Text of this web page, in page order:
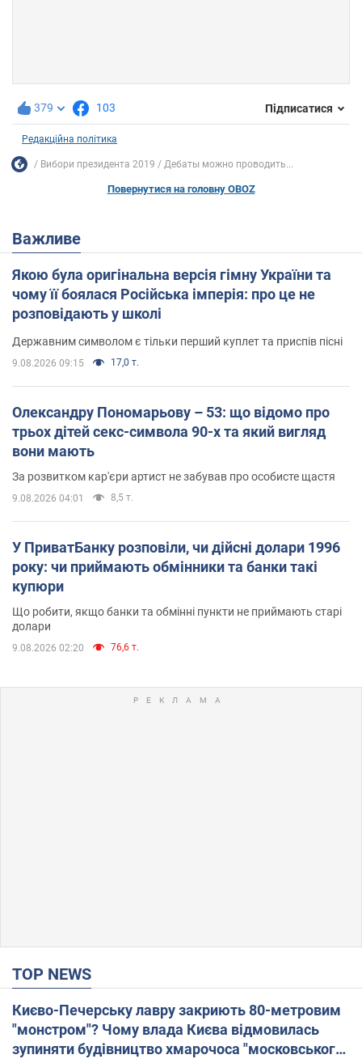
379 103 Підписатися
Редакційна політика
Вибори президента 2019 Дебаты можно проводить...
Повернутися на головну OBOZ
Важливе
Якою була оригінальна версія гімну України та
чому її боялася Російська імперія: про це не
розповідають у школі
Державним символом є тільки перший куплет та приспів пісні
9.08.2026 09:15 17,0 т.
Олександру Пономарьову – 53: що відомо про
трьох дітей секс-символа 90-х та який вигляд
вони мають
За розвитком кар'єри артист не забував про особисте щастя
9.08.2026 04:01 8,5 т.
У ПриватБанку розповіли, чи дійсні долари 1996
року: чи приймають обмінники та банки такі
купюри
Що робити, якщо банки та обмінні пункти не приймають старі
долари
9.08.2026 02:20 76,6 т.
TOP NEWS
Києво-Печерську лавру закриють 80-метровим
"монстром"? Чому влада Києва відмовилась
зупиняти будівництво хмарочоса "московського